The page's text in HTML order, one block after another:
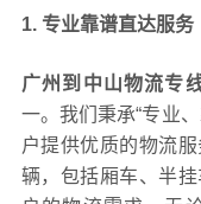
1. 专业靠谱直达服务
广州到中山物流专
一。我们秉承“专业
户提供优质的物流
辆，包括厢车、半